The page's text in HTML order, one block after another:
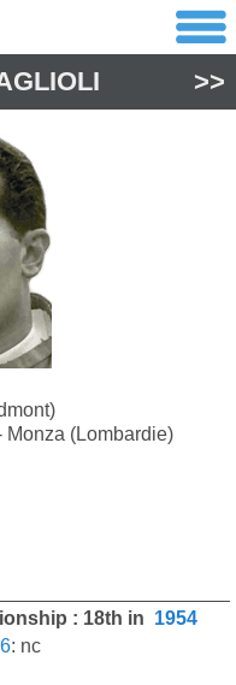
>>
Monza (Lombardie)
: 18th in 1954
: nc